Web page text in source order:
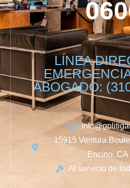
LÍNEA
ABOGADO:
15915 Ventura
Encino,
Al servicio de